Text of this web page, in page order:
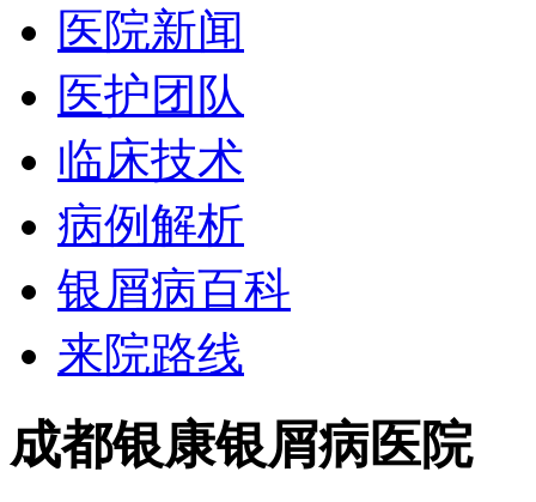
医院新闻
医护团队
临床技术
病例解析
银屑病百科
来院路线
成都银康银屑病医院